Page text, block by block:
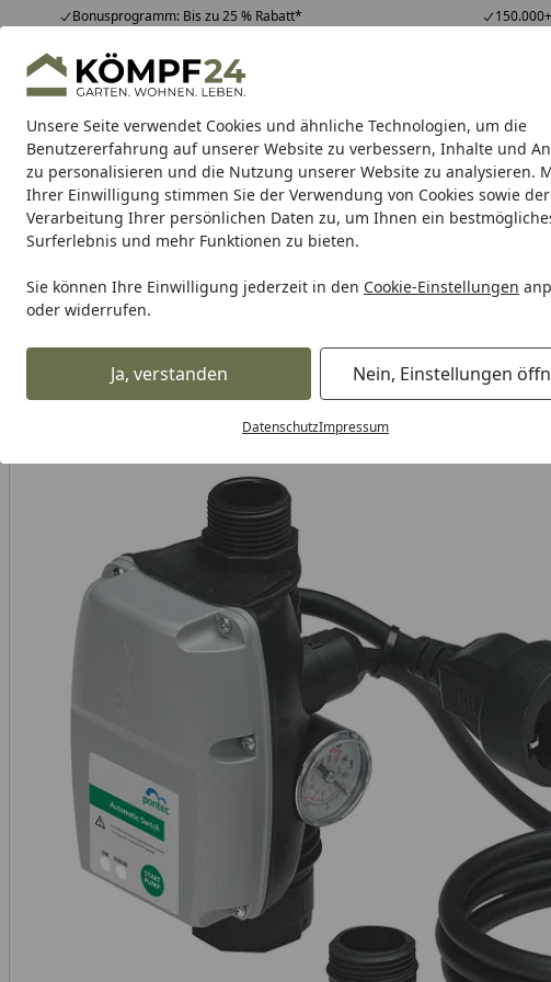
Unsere Seite verwendet Cookies und ähnliche Technologien, um die
Benutzererfahrung auf unserer Website zu verbessern, Inhalte und
zu personalisieren und die Nutzung unserer Website zu analysieren.
Ihrer Einwilligung stimmen Sie der Verwendung von Cookies sowie der
Verarbeitung Ihrer persönlichen Daten zu, um Ihnen ein
Surferlebnis und mehr Funktionen zu bieten.
Sie können Ihre Einwilligung jederzeit in den Cookie-Einstellungen
oder widerrufen.
Ja, verstanden Nein, Einstellungen
DatenschutzImpressum
Bonusprogramm: Bis zu 25 % Rabatt*
Hotline07051 / 9 22 22
Mo-Fr. 8-16 Uhr 25.957 Bewertungen
Alle Produkte
Alle ProdukteHighlights Tipps & Tricks
Teich Teichbau Teichfilter Teichpumpe Teichpflege &
Karibu Pools inkl. gratis
Dein Traumpool im Sorglos-Paket:
Teichpumpe Bewässerungspumpen &